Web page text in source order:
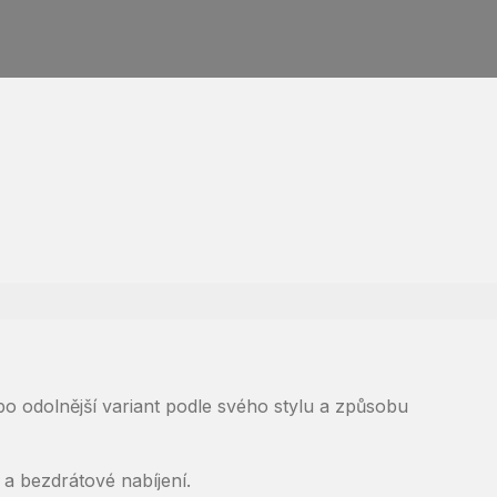
odolnější variant podle svého stylu a způsobu
bezdrátové nabíjení.